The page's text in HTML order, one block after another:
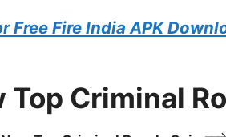
Free Fire India APK
Top Criminal